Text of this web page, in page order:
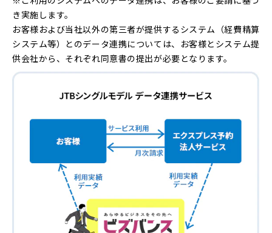
き実施します。
お客様および当社以外の第三者が提供するシステム（経費精算
システム等）とのデータ連携については、お客様とシステム提
供会社から、それぞれ同意書の提出が必要となります。